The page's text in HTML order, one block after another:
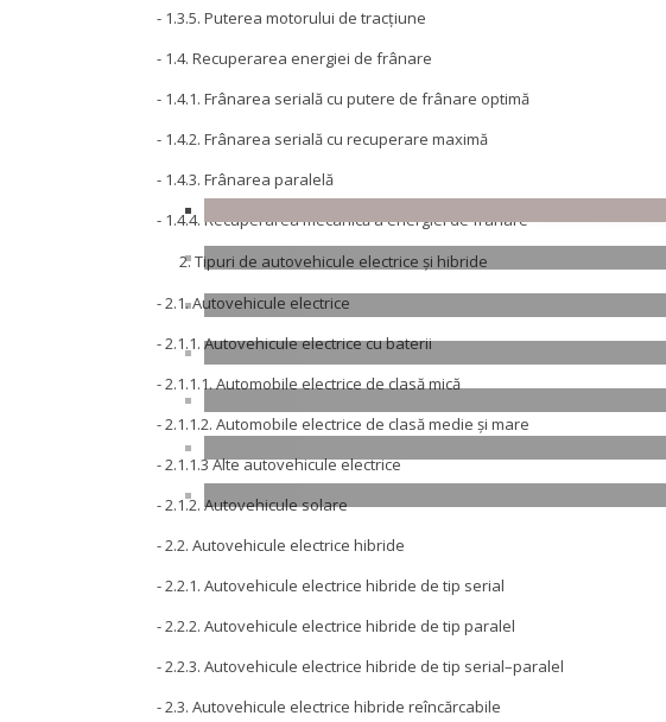
- 1.3.5. Puterea motorului de tracțiune
- 1.4. Recuperarea energiei de frânare
- 1.4.1. Frânarea serială cu putere de frânare optimă
- 1.4.2. Frânarea serială cu recuperare maximă
- 1.4.3. Frânarea paralelă
- 1.4.4. Recuperarea mecanică a energiei de frânare
Tipuri de autovehicule electrice și hibride
- 2.1. Autovehicule electrice
- 2.1.1. Autovehicule electrice cu baterii
- 2.1.1.1. Automobile electrice de clasă mică
- 2.1.1.2. Automobile electrice de clasă medie și mare
- 2.1.1.3 Alte autovehicule electrice
- 2.1.2. Autovehicule solare
- 2.2. Autovehicule electrice hibride
- 2.2.1. Autovehicule electrice hibride de tip serial
- 2.2.2. Autovehicule electrice hibride de tip paralel
- 2.2.3. Autovehicule electrice hibride de tip serial–paralel
- 2.3. Autovehicule electrice hibride reîncărcabile